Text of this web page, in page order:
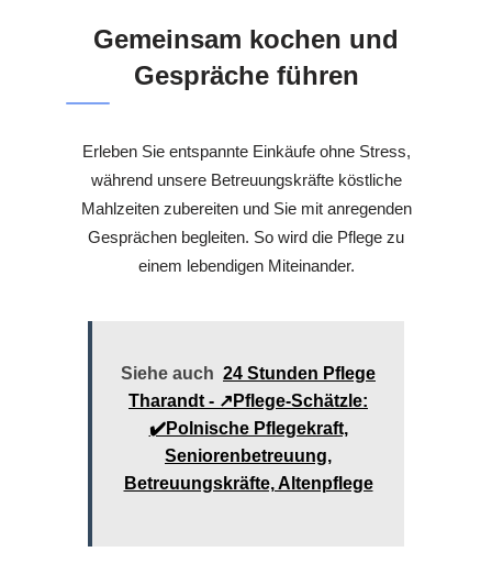
Gemeinsam kochen und
Gespräche führen
Erleben Sie entspannte Einkäufe ohne Stress,
während unsere Betreuungskräfte köstliche
Mahlzeiten zubereiten und Sie mit anregenden
Gesprächen begleiten. So wird die Pflege zu
einem lebendigen Miteinander.
Siehe auch 24 Stunden Pflege
Tharandt - ↗️Pflege-Schätzle:
✔️Polnische Pflegekraft,
Seniorenbetreuung,
Betreuungskräfte, Altenpflege